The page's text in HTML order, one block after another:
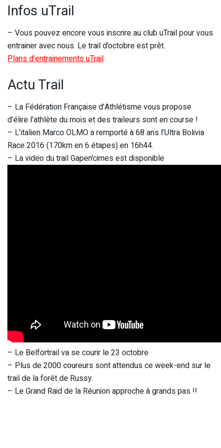
Infos uTrail
– Vous pouvez encore vous inscrire au club uTrail pour vous
entrainer avec nous. Le trail d’octobre est prêt.
Plans d’entrainements uTrail
Actu Trail
– La Fédération Française d’Athlétisme vous propose
d’élire l’athlète du mois et des traileurs sont en course !
– L’italien Marco OLMO a remporté à 68 ans l’Ultra Bolivia
Race 2016 (170km en 6 étapes) en 16h44.
– La video du trail Gapen’cimes est disponible
– Le Belfortrail va se courir le 23 octobre
– Plus de 2000 coureurs sont attendus ce week-end sur le
trail de la forêt de Russy.
– Le Grand Raid de la Réunion approche à grands pas !!